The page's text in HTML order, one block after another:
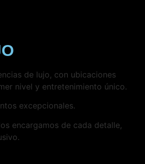
de lujo, con ubicaciones
nivel y entretenimiento único.
excepcionales.
encargamos de cada detalle,